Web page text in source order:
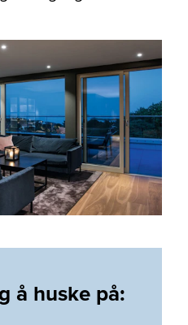
å huske på: